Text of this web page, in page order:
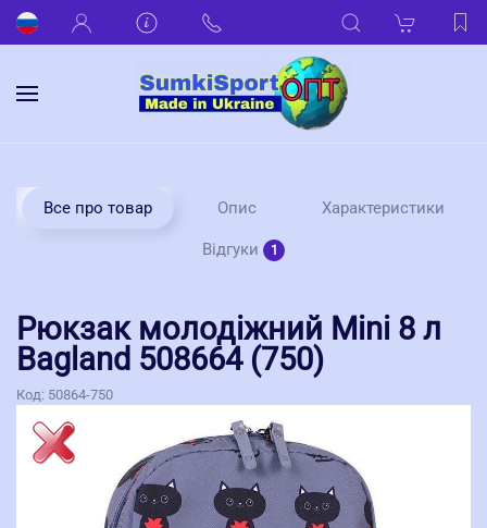
Все про товар Опис Характеристики
Відгуки 1
Рюкзак молодіжний Mini 8 л
Bagland 508664 (750)
Код: 50864-750